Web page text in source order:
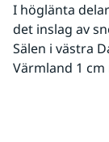
I höglänta
det inslag av
Sälen i västra
Värmland 1 cm